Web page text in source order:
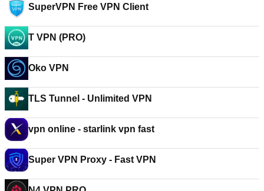
SuperVPN Free VPN Client
T VPN (PRO)
Oko VPN
TLS Tunnel - Unlimited VPN
vpn online - starlink vpn fast
Super VPN Proxy - Fast VPN